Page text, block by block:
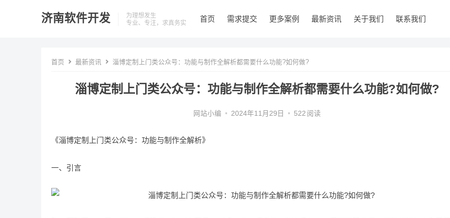
济南软件开发
为理想发生
专业、专注，求真务实
首页 需求提交 更多案例 最新资讯 关于我们 联系我们
首页 最新资讯 淄博定制上门类公众号：功能与制作全解析都需要什么功能?如何做?
淄博定制上门类公众号：功能与制作全解析都需要什么功能?如何做?
网站小编 • 2024年11月29日 • 522 阅读
《淄博定制上门类公众号：功能与制作全解析》
一、引言